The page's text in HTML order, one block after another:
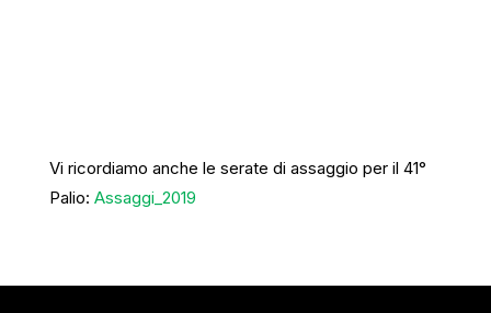
Vi ricordiamo anche le serate di assaggio per il 41°
Palio: Assaggi_2019